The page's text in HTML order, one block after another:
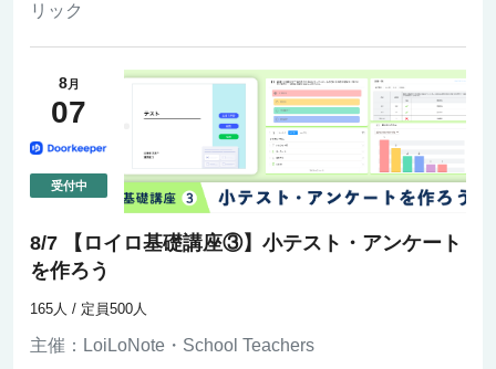
リック
8月
07
8/7 【ロイロ基礎講座③】小テスト・アンケート
を作ろう
主催： LoiLoNote・School Teachers
165人 / 定員500人